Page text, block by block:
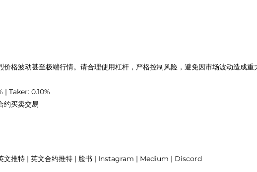
格波动甚至极端行情。请合理使用杠杆，严格控制风险，避免因市场波动造成重
| Taker: 0.10%
约买卖交易
文推特 | 英文合约推特 | 脸书 | Instagram | Medium | Discord